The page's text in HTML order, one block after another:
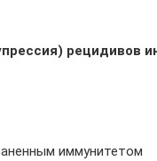
рецидивов
иммунитетом